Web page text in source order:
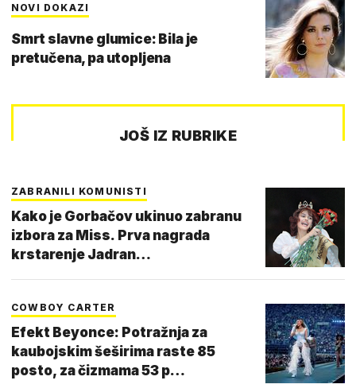
NOVI DOKAZI
Smrt slavne glumice: Bila je
pretučena, pa utopljena
JOŠ IZ RUBRIKE
ZABRANILI KOMUNISTI
Kako je Gorbačov ukinuo zabranu
izbora za Miss. Prva nagrada
krstarenje Jadran…
COWBOY CARTER
Efekt Beyonce: Potražnja za
kaubojskim šeširima raste 85
posto, za čizmama 53 p…